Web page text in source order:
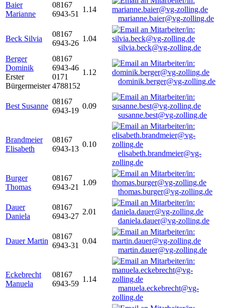
Baier
Marianne
08167
6943-51
1.14
marianne.baier@vg-zolling.de
Beck Silvia
08167
6943-26
1.04
silvia.beck@vg-zolling.de
Berger
Dominik
Erster
Bürgermeister
08167
6943-46
0171
4788152
1.12
dominik.berger@vg-zolling.de
Best Susanne
08167
6943-19
0.09
susanne.best@vg-zolling.de
Brandmeier
Elisabeth
08167
6943-13
0.10
elisabeth.brandmeier@vg-
zolling.de
Burger
Thomas
08167
6943-21
1.09
thomas.burger@vg-zolling.de
Dauer
Daniela
08167
6943-27
2.01
daniela.dauer@vg-zolling.de
Dauer Martin
08167
6943-31
0.04
martin.dauer@vg-zolling.de
Eckebrecht
Manuela
08167
6943-59
1.14
manuela.eckebrecht@vg-
zolling.de